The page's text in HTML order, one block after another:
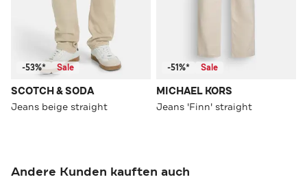
-53%* Sale
SCOTCH & SODA
Jeans beige straight
-51%* Sale
MICHAEL KORS
Jeans 'Finn' straight
Andere Kunden kauften auch